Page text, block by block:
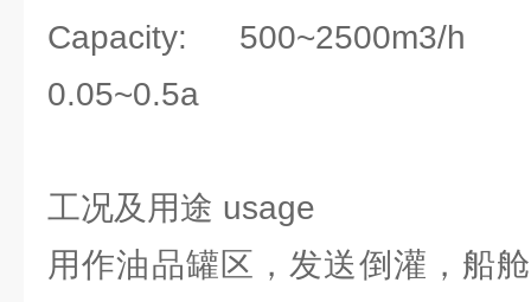
Capacity:
0.05~0.5a
工况及用途 usage
用作油品罐区，发送倒灌，船